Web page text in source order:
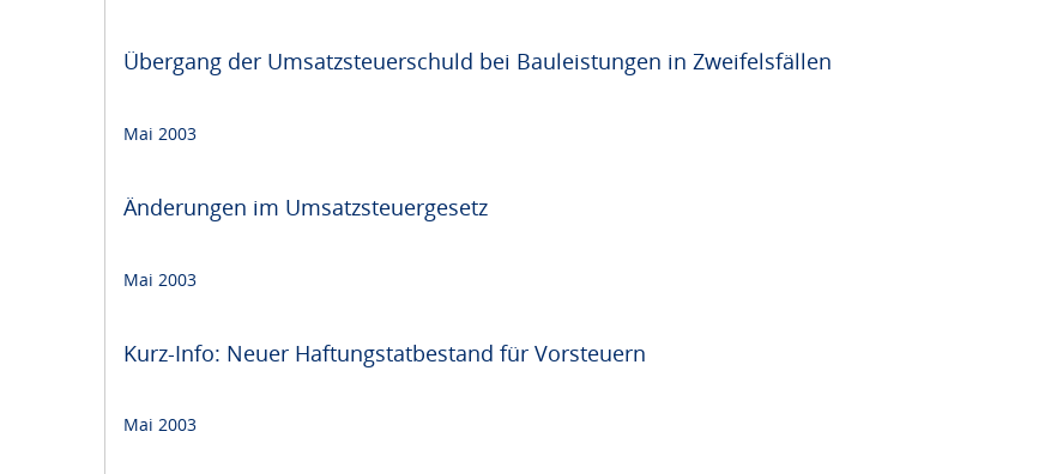
Übergang der Umsatzsteuerschuld bei Bauleistungen in Zweifelsfällen
Mai 2003
Änderungen im Umsatzsteuergesetz
Mai 2003
Kurz-Info: Neuer Haftungstatbestand für Vorsteuern
Mai 2003